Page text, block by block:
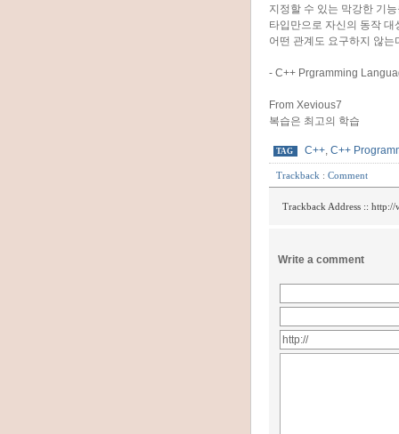
지정할 수 있는 막강한 기
타입만으로 자신의 동작 대
어떤 관계도 요구하지 않는
- C++ Prgramming
From Xevious7
복습은 최고의 학습
TAG C++, C++
Trackback : Comment
Trackback Address :: http://
Write a comment